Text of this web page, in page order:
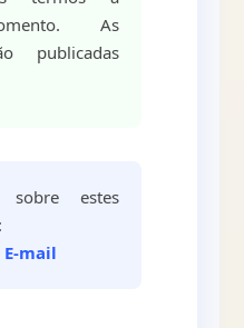
As
publicadas
sobre estes
E-mail